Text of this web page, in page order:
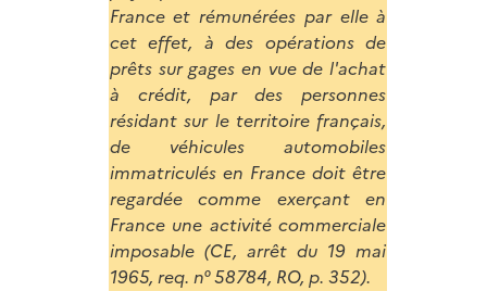
France et rémunérées par elle à
cet effet, à des opérations de
prêts sur gages en vue de l'achat
à crédit, par des personnes
résidant sur le territoire français,
de véhicules automobiles
immatriculés en France doit être
regardée comme exerçant en
France une activité commerciale
imposable (CE, arrêt du 19 mai
1965, req. n° 58784, RO, p. 352).